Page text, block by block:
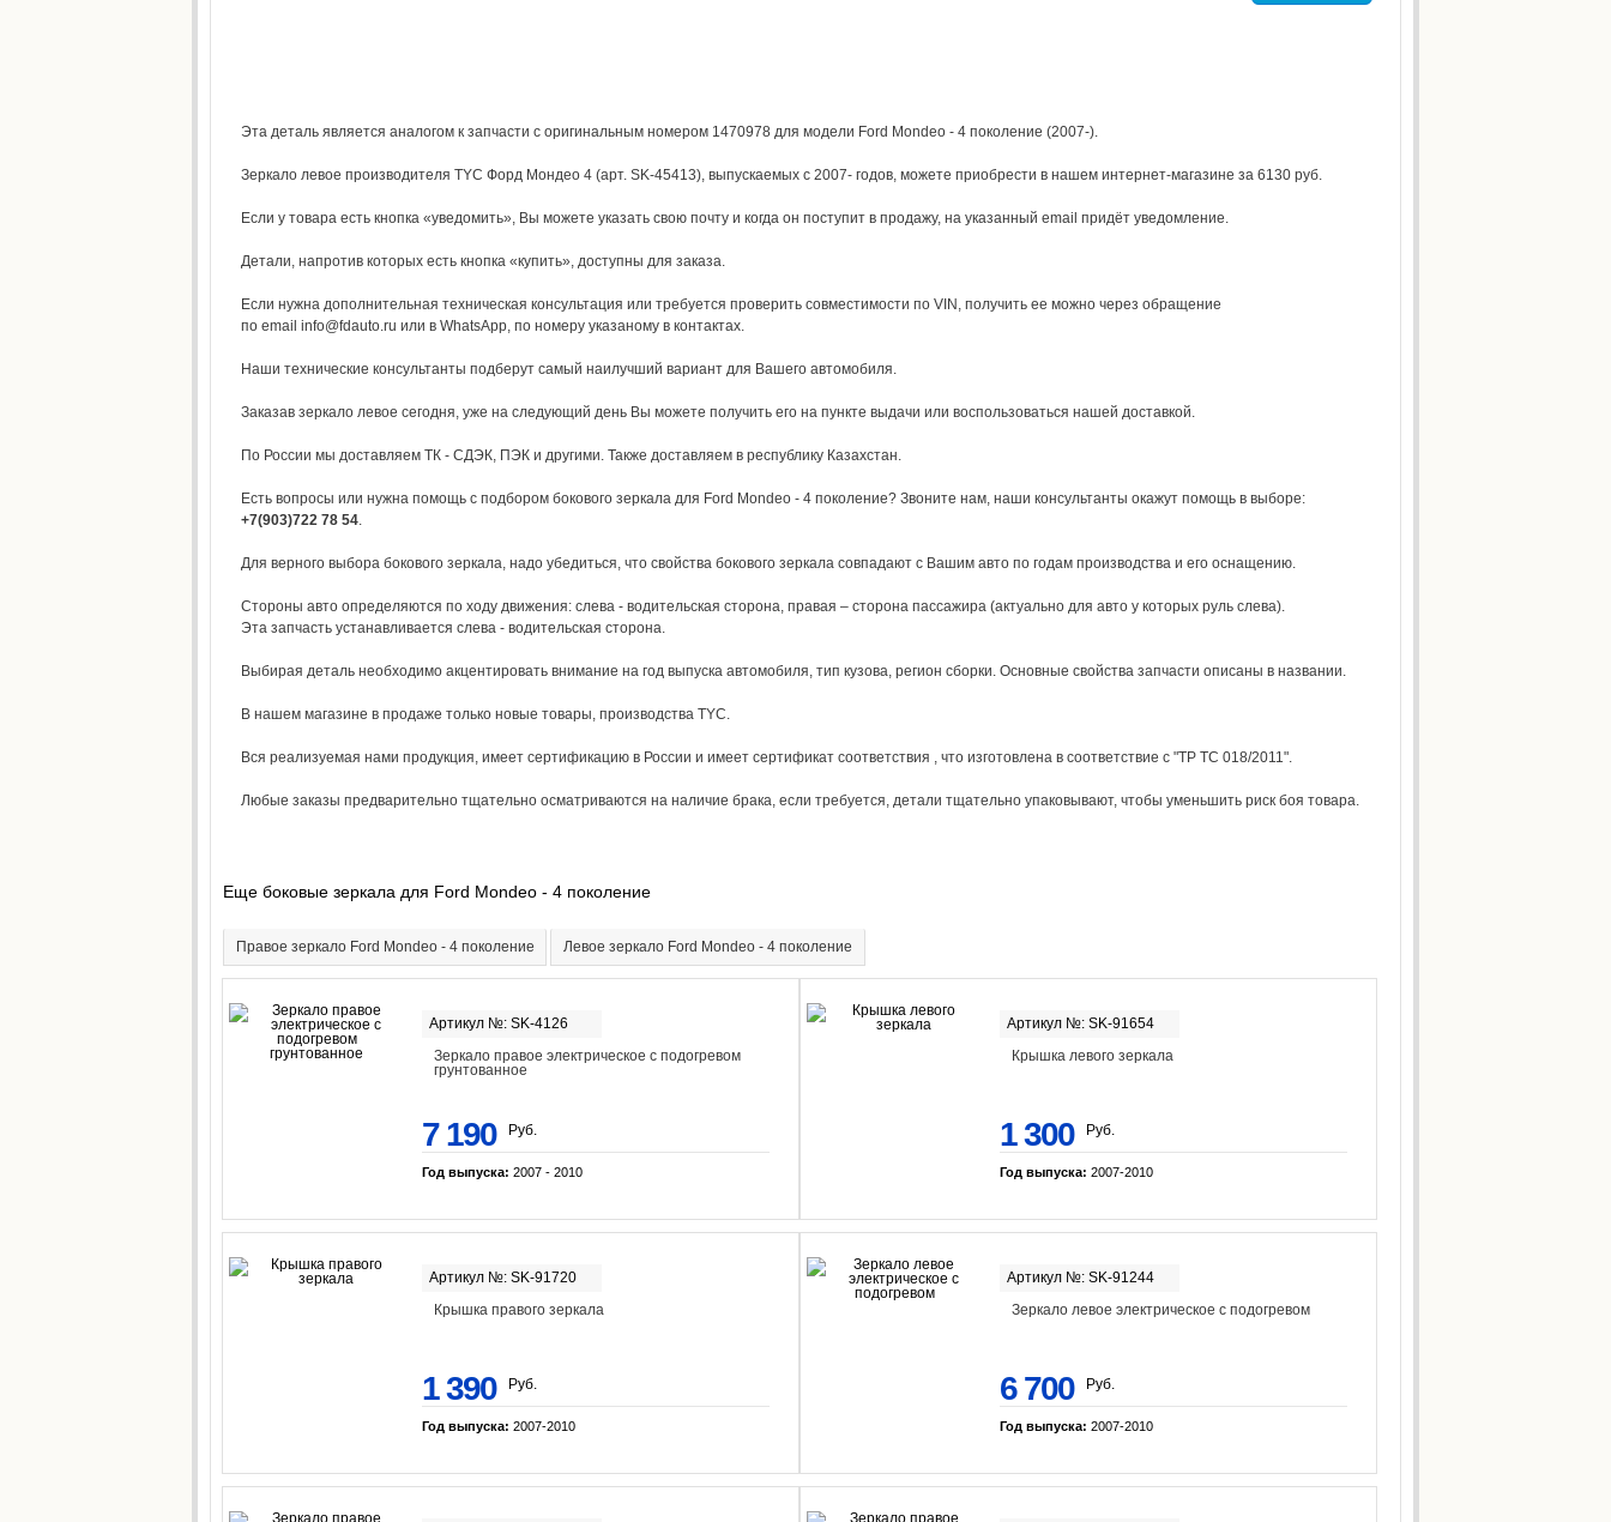
Эта деталь является аналогом к запчасти с оригинальным номером 1470978 для модели Ford Mondeo - 4 поколение (2007-).
Зеркало левое производителя TYC Форд Мондео 4 (арт. SK-45413), выпускаемых с 2007- годов, можете приобрести в нашем интернет-магазине за 6130 руб.
Если у товара есть кнопка «уведомить», Вы можете указать свою почту и когда он поступит в продажу, на указанный email придёт уведомление.
Детали, напротив которых есть кнопка «купить», доступны для заказа.
Если нужна дополнительная техническая консультация или требуется проверить совместимости по VIN, получить ее можно через обращение
по email info@fdauto.ru или в WhatsApp, по номеру указаному в контактах.
Наши технические консультанты подберут самый наилучший вариант для Вашего автомобиля.
Заказав зеркало левое сегодня, уже на следующий день Вы можете получить его на пункте выдачи или воспользоваться нашей доставкой.
По России мы доставляем ТК - СДЭК, ПЭК и другими. Также доставляем в республику Казахстан.
Есть вопросы или нужна помощь с подбором бокового зеркала для Ford Mondeo - 4 поколение? Звоните нам, наши консультанты окажут помощь в выборе:
+7(903)722 78 54.
Для верного выбора бокового зеркала, надо убедиться, что свойства бокового зеркала совпадают с Вашим авто по годам производства и его оснащению.
Стороны авто определяются по ходу движения: слева - водительская сторона, правая – сторона пассажира (актуально для авто у которых руль слева).
Эта запчасть устанавливается слева - водительская сторона.
Выбирая деталь необходимо акцентировать внимание на год выпуска автомобиля, тип кузова, регион сборки. Основные свойства запчасти описаны в названии.
В нашем магазине в продаже только новые товары, производства TYC.
Вся реализуемая нами продукция, имеет сертификацию в России и имеет сертификат соответствия , что изготовлена в соответствие с "ТР ТС 018/2011".
Любые заказы предварительно тщательно осматриваются на наличие брака, если требуется, детали тщательно упаковывают, чтобы уменьшить риск боя товара.
Еще боковые зеркала для Ford Mondeo - 4 поколение
Правое зеркало Ford Mondeo - 4 поколение Левое зеркало Ford Mondeo - 4 поколение
Артикул №: SK-4126
Зеркало правое электрическое с подогревом
грунтованное
7 190 Руб.
Год выпуска: 2007 - 2010
Артикул №: SK-91654
Крышка левого зеркала
1 300 Руб.
Год выпуска: 2007-2010
Артикул №: SK-91720
Крышка правого зеркала
1 390 Руб.
Год выпуска: 2007-2010
Артикул №: SK-91244
Зеркало левое электрическое с подогревом
6 700 Руб.
Год выпуска: 2007-2010